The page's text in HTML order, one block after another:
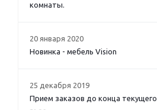
комнаты.
20 января 2020
Новинка - мебель Vision
25 декабря 2019
Прием заказов до конца текущего